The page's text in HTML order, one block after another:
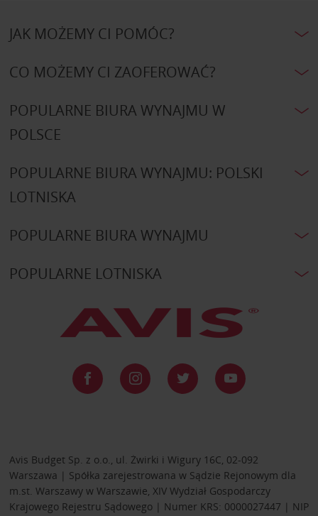
JAK MOŻEMY CI POMÓC?
CO MOŻEMY CI ZAOFEROWAĆ?
POPULARNE BIURA WYNAJMU W
POLSCE
POPULARNE BIURA WYNAJMU: POLSKI
LOTNISKA
POPULARNE BIURA WYNAJMU
POPULARNE LOTNISKA
Avis Budget Sp. z o.o., ul. Żwirki i Wigury 16C, 02-092
Warszawa | Spółka zarejestrowana w Sądzie Rejonowym dla
m.st. Warszawy w Warszawie, XIV Wydział Gospodarczy
Krajowego Rejestru Sądowego | Numer KRS: 0000027447 | NIP